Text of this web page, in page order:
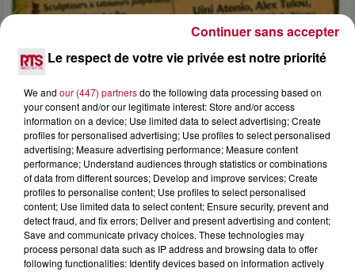
4 août 2026Le respect de votre vie privée est notre priorité
We and our (447) partnersdo the following data processing based on
your consent and/or our legitimate interest: Store and/or access
information on a device; Use limited data to select advertising; Create
profiles for personalised advertising; Use profiles to select personalised
advertising; Measure advertising performance; Measure content
performance; Understand audiences through statistics or combinations
of data from different sources; Develop and improve services; Create
profiles to personalise content; Use profiles to select personalised
content; Use limited data to select content; Ensure security, prevent and
detect fraud, and fix errors; Deliver and present advertising and content;
Save and communicate privacy choices. These technologies may
process personal data such as IP address and browsing data to offer
following functionalities: Identify devices based on information actively
Continuer sans accepter